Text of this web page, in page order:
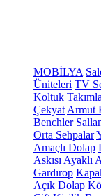
MOBİLYA
Üniteleri TV
Koltuk
Çekyat Armut
Benchler
Orta Sehpalar
Amaçlı Dolap
Askısı Ayaklı
Gardırop
Açık Dolap